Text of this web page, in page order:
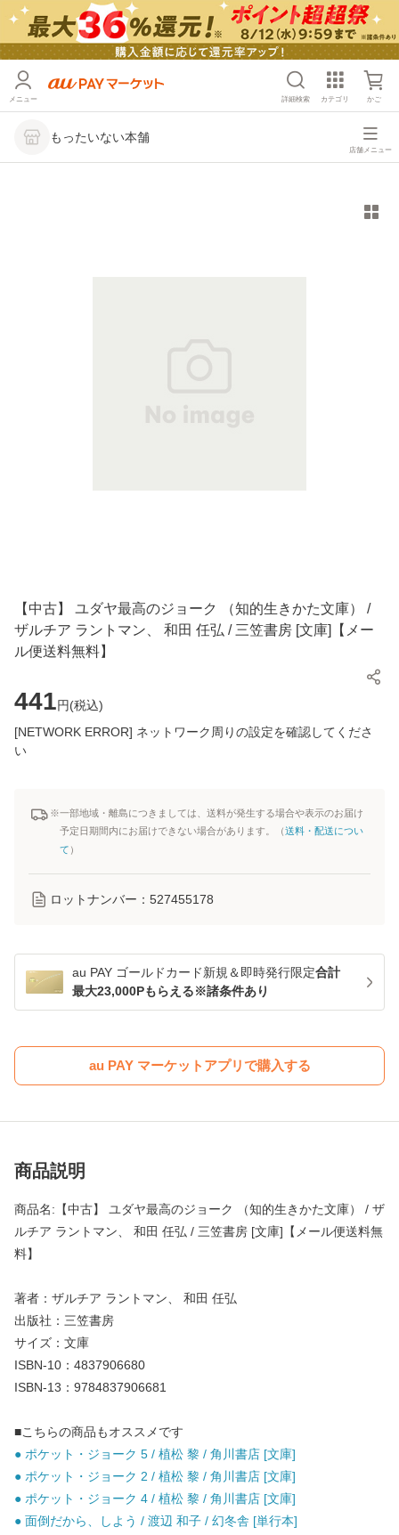
メニュー 詳細検索 カテゴリ かご
もったいない本舗
店舗メニュー
【中古】 ユダヤ最高のジョーク （知的生きかた文庫） /
ザルチア ラントマン、 和田 任弘 / 三笠書房 [文庫]【メー
ル便送料無料】
441円(税込)
[NETWORK ERROR] ネットワーク周りの設定を確認してくださ
い
※一部地域・離島につきましては、送料が発生する場合や表示のお届け
予定日期間内にお届けできない場合があります。（送料・配送につい
て ）
ロットナンバー： 527455178
au PAY ゴールドカード新規＆即時発行限定合計
最大23,000Pもらえる※諸条件あり
au PAY マーケットアプリで購入する
商品説明
商品名:【中古】 ユダヤ最高のジョーク （知的生きかた文庫） / ザ
ルチア ラントマン、 和田 任弘 / 三笠書房 [文庫]【メール便送料無
料】
著者：ザルチア ラントマン、 和田 任弘
出版社：三笠書房
サイズ：文庫
ISBN-10：4837906680
ISBN-13：9784837906681
■こちらの商品もオススメです
● ポケット・ジョーク 5 / 植松 黎 / 角川書店 [文庫]
● ポケット・ジョーク 2 / 植松 黎 / 角川書店 [文庫]
● ポケット・ジョーク 4 / 植松 黎 / 角川書店 [文庫]
● 面倒だから、しよう / 渡辺 和子 / 幻冬舎 [単行本]